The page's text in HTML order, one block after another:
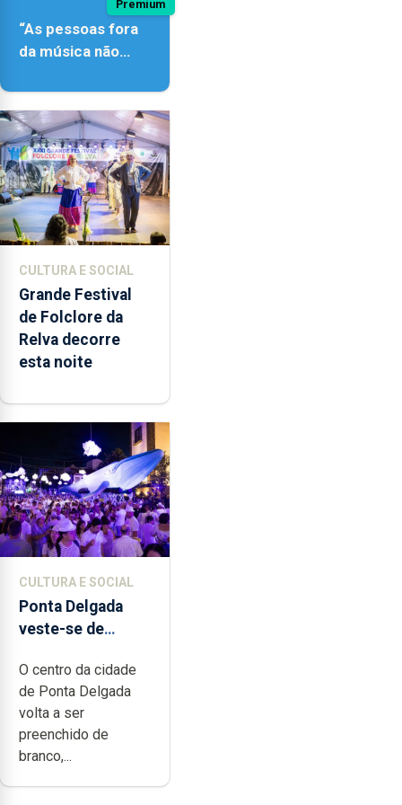
Premium
“As pessoas fora
da música não
quão difícil é
produzir uma
música”
CULTURA E SOCIAL
Grande Festival
de Folclore da
Relva decorre
esta noite
CULTURA E SOCIAL
Ponta Delgada
veste-se de
O centro da cidade
de Ponta Delgada
volta a ser
preenchido de
branco,...